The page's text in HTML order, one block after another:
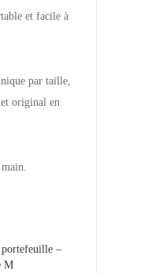
et facile à
par taille,
original en
portefeuille –
M